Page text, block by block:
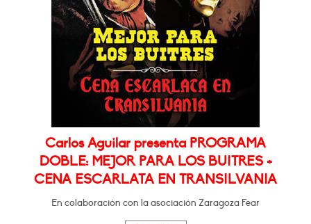
Carlos Aguilar presenta PROGRAMA
DOBLE: MEJOR PARA LOS BUITRES +
CENA ESCARLATA EN TRANSILVANIA
En colaboración con la asociación Zaragoza Fear